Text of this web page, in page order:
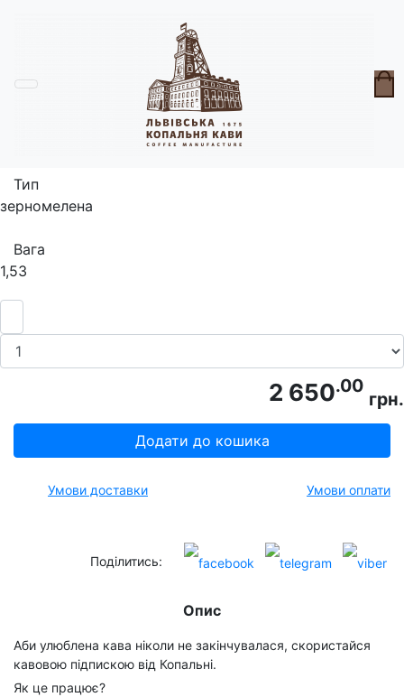
Кавова підписка \u2615
Кавова підписка Коли паде дощ
Тип
зерномелена
Вага
1,53
2 650.00
грн.
Додати до кошика
Умови доставки Умови оплати
Поділитись:
Опис
Аби улюблена кава ніколи не закінчувалася, скористайся
кавовою підпискою від Копальні.
Як це працює?